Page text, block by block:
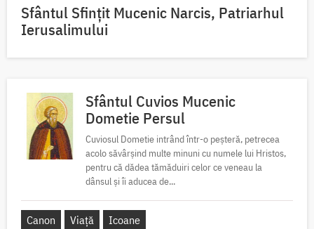
Sfântul Sfinţit Mucenic Narcis, Patriarhul
Ierusalimului
Sfântul Cuvios Mucenic
Dometie Persul
Cuviosul Dometie intrând într-o peșteră, petrecea
acolo săvârșind multe minuni cu numele lui Hristos,
pentru că dădea tămăduiri celor ce veneau la
dânsul și îi aducea de...
Canon Viață Icoane